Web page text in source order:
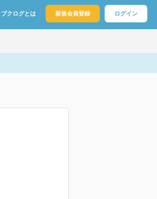
ブクログとは 新規会員登録 ログイン